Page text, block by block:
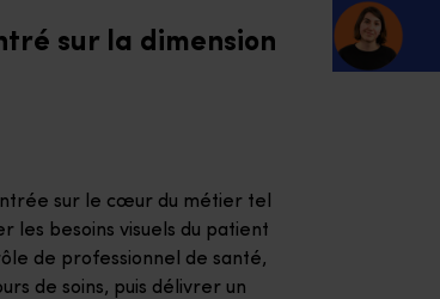
sur la dimension
sur le cœur du métier tel
les besoins visuels du patient
de professionnel de santé,
de soins, puis délivrer un